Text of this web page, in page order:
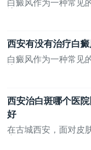
白癜风作为一种常见
西安有没有治疗白
白癜风作为一种常见
西安治白斑哪个医
好
在古城西安，面对皮